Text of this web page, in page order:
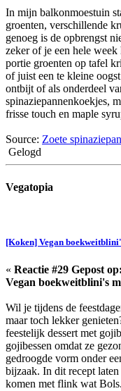
In mijn balkonmoestuin
groenten, verschillende
genoeg is de opbrengst
zeker of je een hele
portie groenten op tafel
of juist een te kleine
ontbijt of als onderdeel
spinaziepannenkoekjes,
frisse touch en maple
Source: Zoete
Gelogd
Vegatopia
[Koken] Vegan
« Reactie #29 Gepost op:
Vegan boekweitblini's
Wil je tijdens de
maar toch lekker
feestelijk dessert met
gojibessen omdat ze
gedroogde vorm onder
bijzaak. In dit recept
komen met flink wat Bols.